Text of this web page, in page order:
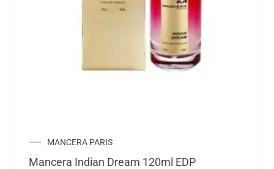
MANCERA PARIS
Mancera Indian Dream 120ml EDP